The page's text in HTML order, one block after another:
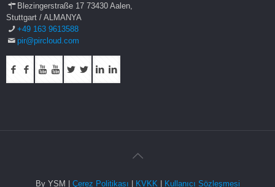
Blezingerstraße 17 73430 Aalen,
Stuttgart / ALMANYA
+49 163 9613588
pir@pircloud.com
By YSM | Çerez Politikası | KVKK | Kullanıcı Sözleşmesi